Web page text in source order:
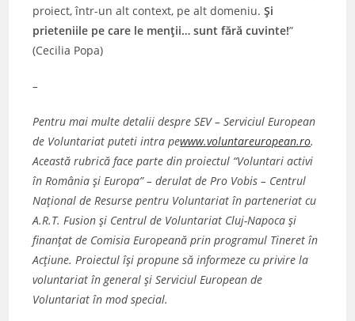
proiect, într-un alt context, pe alt domeniu.Şi
prieteniile pe care le menţii… sunt fără cuvinte!”
(Cecilia Popa)
–
Pentru mai multe detalii despre SEV – Serviciul European
de Voluntariat puteti intra pewww.voluntareuropean.ro.
Această rubrică face parte din proiectul “Voluntari activi
în România şi Europa” – derulat de Pro Vobis – Centrul
Naţional de Resurse pentru Voluntariat în parteneriat cu
A.R.T. Fusion şi Centrul de Voluntariat Cluj-Napoca şi
finanţat de Comisia Europeană prin programul Tineret în
Acţiune. Proiectul îşi propune să informeze cu privire la
voluntariat în general şi Serviciul European de
Voluntariat în mod special.